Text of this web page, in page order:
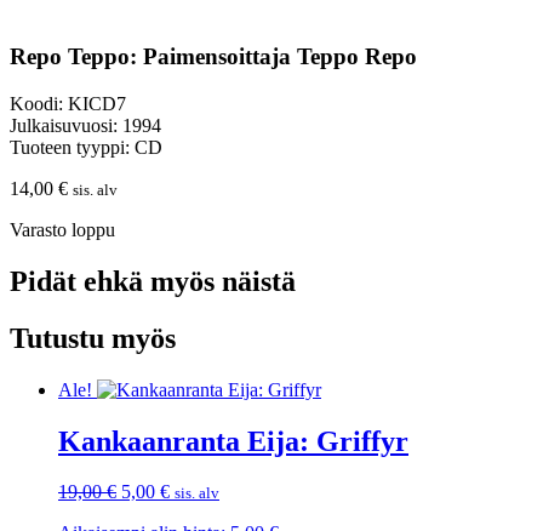
Repo Teppo: Paimensoittaja Teppo Repo
Koodi: KICD7
Julkaisuvuosi: 1994
Tuoteen tyyppi: CD
14,00 € sis. alv
Varasto loppu
Pidät ehkä myös näistä
Tutustu myös
Ale!
Kankaanranta Eija: Griffyr
19,00€ Alkuperäinen
5,00 €Nykyinen
sis. alv